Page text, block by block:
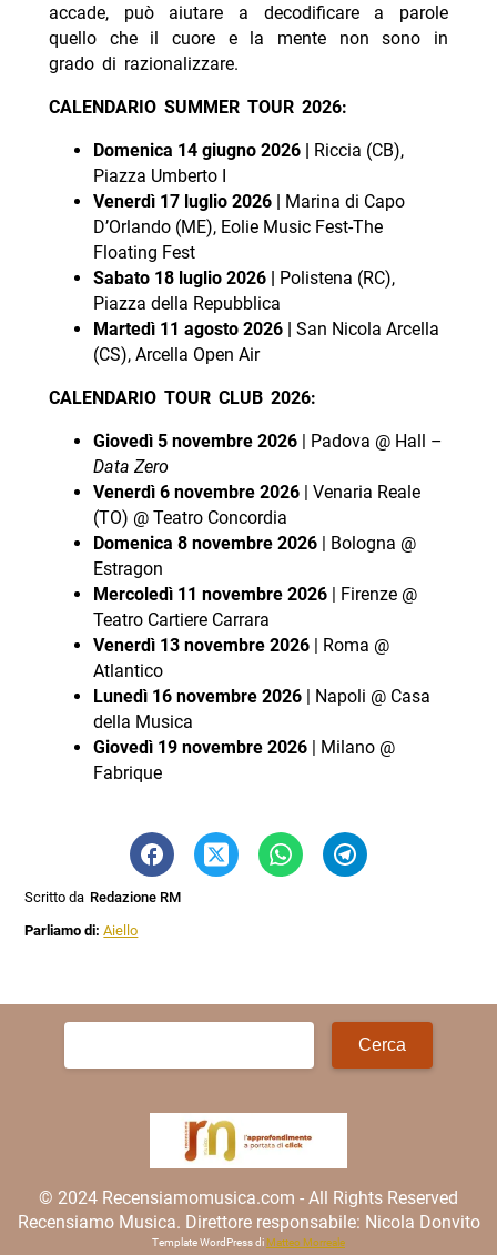
accade, può aiutare a decodificare a parole
quello che il cuore e la mente non sono in
grado di razionalizzare.
CALENDARIO SUMMER TOUR 2026:
Domenica 14 giugno 2026 |
Riccia (CB),
Piazza Umberto I
Venerdì 17 luglio 2026 |
Marina di Capo
D’Orlando (ME), Eolie Music Fest-The
Floating Fest
Sabato 18 luglio 2026 |
Polistena (RC),
Piazza della Repubblica
Martedì 11 agosto 2026 | San Nicola Arcella
(CS), Arcella Open Air
CALENDARIO TOUR CLUB 2026:
Giovedì 5 novembre 2026| Padova @ Hall –
Data Zero
Venerdì 6 novembre 2026| Venaria Reale
(TO) @ Teatro Concordia
Domenica 8 novembre 2026| Bologna @
Estragon
Mercoledì 11 novembre 2026| Firenze @
Teatro Cartiere Carrara
Venerdì 13 novembre 2026| Roma @
Atlantico
Lunedì 16 novembre 2026| Napoli @ Casa
della Musica
Giovedì 19 novembre 2026| Milano @
Fabrique
Scritto da Redazione RM
Parliamo di:Aiello
Ricerca
© 2024 Recensiamomusica.com - All Rights Reserved
Recensiamo Musica. Direttore responsabile: Nicola Donvito
Template WordPress di Matteo Morreale